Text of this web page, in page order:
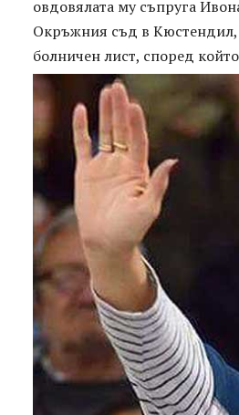
овдовялата му съпруга
Окръжния съд в Кюстендил,
болничен лист, според